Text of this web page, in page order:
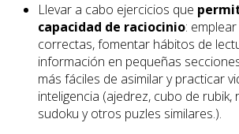
Llevar a cabo ejercicios que
capacidad de raciocinio:
correctas, fomentar hábitos de
información en pequeñas
más fáciles de asimilar y practicar
inteligencia (ajedrez, cubo de rubik,
sudoku y otros puzles similares.).